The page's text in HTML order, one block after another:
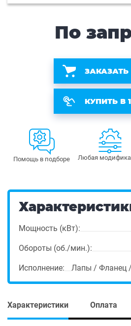
По
ЗАКАЗАТЬ
КУПИТЬ В
Помощь в подборе Любая
Мощность (кВт):
Обороты (об./мин.):
Исполнение: Лапы / Фланец
Характеристики Оплата